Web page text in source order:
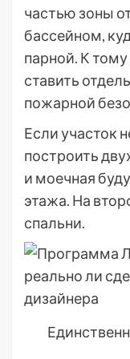
частью зоны
бассейном,
парной. К
ставить
пожарной
Если участок
построить
и моечная
этажа. На
спальни.